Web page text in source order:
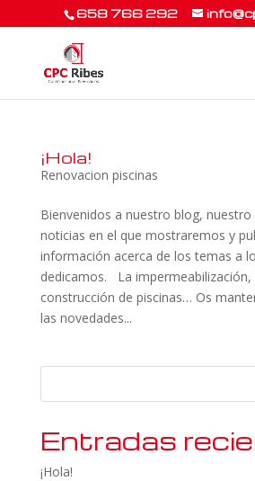
658 766 292
¡Hola!
Renovacion piscinas
Bienvenidos a nuestro blog,
noticias en el que mostraremos y
información acerca de los temas a
dedicamos. La impermeabilización,
construcción de piscinas… Os
las novedades...
Entradas
¡Hola!